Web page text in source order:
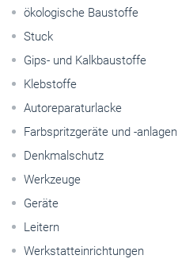
ökologische Baustoffe
Stuck
Gips- und Kalkbaustoffe
Klebstoffe
Autoreparaturlacke
Farbspritzgeräte und -anlagen
Denkmalschutz
Werkzeuge
Geräte
Leitern
Werkstatteinrichtungen